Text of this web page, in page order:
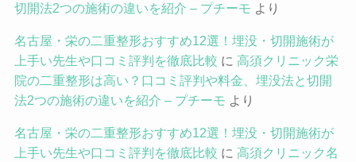
切開法2つの施術の違いを紹介 – プチーモ より
名古屋・栄の二重整形おすすめ12選！埋没・切開施術が
上手い先生や口コミ評判を徹底比較 に 高須クリニック栄
院の二重整形は高い？口コミ評判や料金、埋没法と切開
法2つの施術の違いを紹介 – プチーモ より
名古屋・栄の二重整形おすすめ12選！埋没・切開施術が
上手い先生や口コミ評判を徹底比較 に 高須クリニック名